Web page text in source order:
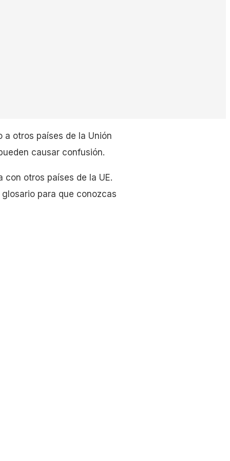
otros países de la Unión
causar confusión.
otros países de la UE.
para que conozcas